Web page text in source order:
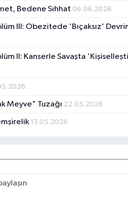
Bedene Sıhhat 06.06.2026
III: Obezitede 'Bıçaksız'
II: Kanserle Savaşta
Meyve" Tuzağı 22.05.2026
13.05.2026